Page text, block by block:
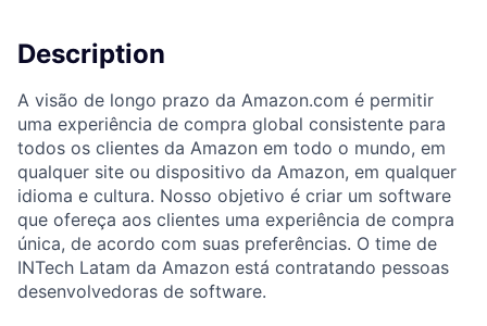
Description
A visão de longo prazo da Amazon.com é permitir
uma experiência de compra global consistente para
todos os clientes da Amazon em todo o mundo, em
qualquer site ou dispositivo da Amazon, em qualquer
idioma e cultura. Nosso objetivo é criar um software
que ofereça aos clientes uma experiência de compra
única, de acordo com suas preferências. O time de
INTech Latam da Amazon está contratando pessoas
desenvolvedoras de software.